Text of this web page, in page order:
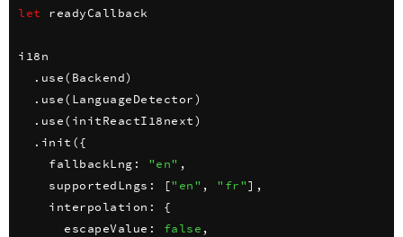
let readyCallback
i18n
. use( Backend)
. use( LanguageDetector)
. use( initReactI18next)
. init ({
fallbackLng : "en" ,
supportedLngs : ["en" , "fr"] ,
interpolation :
{
escapeValue : false ,